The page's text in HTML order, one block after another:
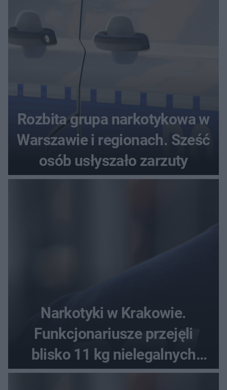
Rozbita grupa narkotykowa w
Warszawie i regionach. Sześć
osób usłyszało zarzuty
Narkotyki w Krakowie.
Funkcjonariusze przejęli
blisko 11 kg nielegalnych
substancji